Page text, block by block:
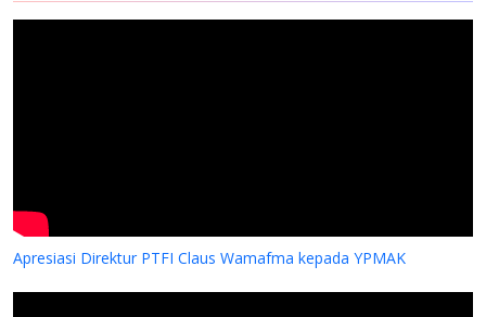
Apresiasi Direktur PTFI Claus Wamafma kepada YPMAK